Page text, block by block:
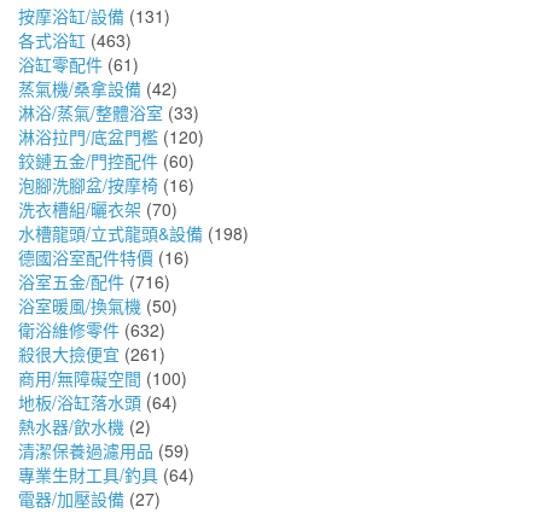
按摩浴缸/設備 (131)
各式浴缸 (463)
浴缸零配件 (61)
蒸氣機/桑拿設備 (42)
淋浴/蒸氣/整體浴室 (33)
淋浴拉門/底盆門檻 (120)
鉸鏈五金/門控配件 (60)
泡腳洗腳盆/按摩椅 (16)
洗衣槽組/曬衣架 (70)
水槽龍頭/立式龍頭&設備 (198)
德國浴室配件特價 (16)
浴室五金/配件 (716)
浴室暖風/換氣機 (50)
衛浴維修零件 (632)
殺很大撿便宜 (261)
商用/無障礙空間 (100)
地板/浴缸落水頭 (64)
熱水器/飲水機 (2)
清潔保養過濾用品 (59)
專業生財工具/釣具 (64)
電器/加壓設備 (27)